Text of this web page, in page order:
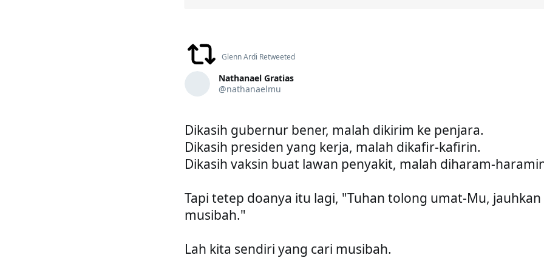
Glenn Ardi Retweeted
Nathanael Gratias
@nathanaelmu
Dikasih gubernur bener, malah dikirim ke penjara.
Dikasih presiden yang kerja, malah dikafir-kafirin.
Dikasih vaksin buat lawan penyakit, malah diharam-
Tapi tetep doanya itu lagi, "Tuhan tolong umat-Mu,
musibah."
Lah kita sendiri yang cari musibah.